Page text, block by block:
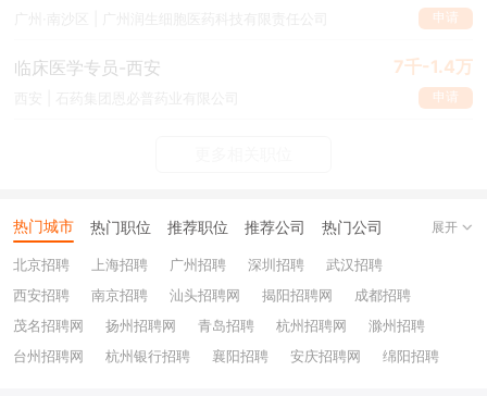
申请
临床医学专员-西安 7千-1.4万
申请
热门城市 热门职位 推荐职位 推荐公司 热门公司
北京招聘 上海招聘 广州招聘 深圳招聘
武汉招聘
西安招聘
南京招聘 汕头招聘网 揭阳招聘网
成都招聘
茂名招聘网
扬州招聘网 青岛招聘 杭州招聘网
滁州招聘
台州招聘网
杭州银行招聘 襄阳招聘 安庆招聘网
绵阳招聘
展开